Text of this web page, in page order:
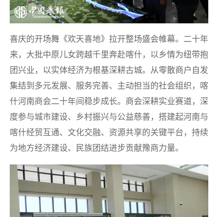
喜庆的开场舞《欢天喜地》拉开整场盛会帷幕。二十年
来，大批中原儿女跨越千里奔赴喀什，以乡情为纽带抱
团兴业，以实体经济为根基深耕古城。从零散商户自发
集结到多元发展、服务完善、主动担当的社会组织，喀
什河南商会二十年间稳步成长。商会深耕实业赛道，深
度参与城市建设、乡村振兴与公益慈善，搭建起河南与
喀什经贸互通、文化交融、资源共享的关键平台，持续
为地方经济建设、民族团结进步贡献豫商力量。